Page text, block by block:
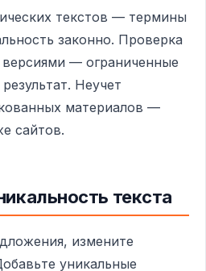
текстов — термины
законно. Проверка
— ограниченные
Неучет
материалов —
сайтов.
текста
измените
уникальные